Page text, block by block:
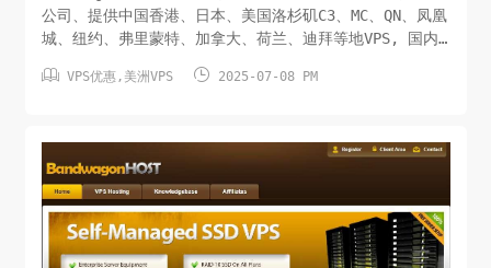
公司、提供中国香港、日本、美国洛杉矶C3、MC、QN、凤凰
城、纽约、弗里蒙特、加拿大、荷兰、迪拜等地VPS, 国内
提供30天全额退款保证。以前是做低端客户，后来砍掉低端
卖。洛杉矶DC1机房电信走CN2 GIA ，联通移动走移动
CMIN2，都是顶级线路。CPU：1 核/AMD内存：1 GB硬盘：
20GB/SSD月流量：1T/2.5Gbps虚拟架构：KV...
 VPS优惠, 美洲VPS  2025-07-08 PM